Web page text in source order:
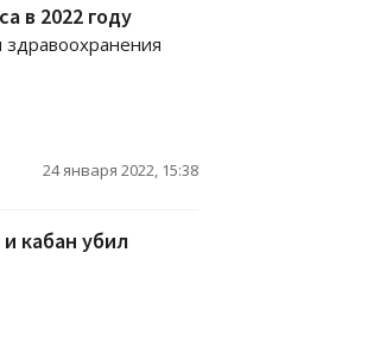
в 2022 году
здравоохранения
24 января 2022, 15:38
кабан убил